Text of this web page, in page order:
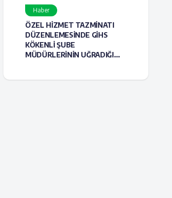
Haber
ÖZEL HİZMET TAZMİNATI
DÜZENLEMESİNDE GİHS
KÖKENLİ ŞUBE
MÜDÜRLERİNİN UĞRADIĞI